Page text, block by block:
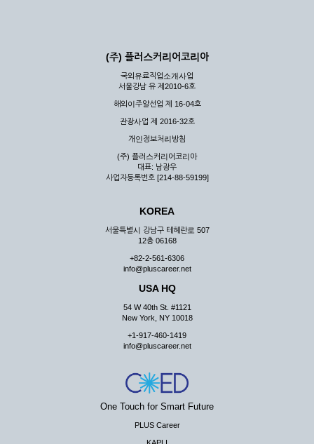
(주) 플러스커리어코리아
국외유료직업소개사업
서울강남 유 제2010-6호
해외이주알선업 제 16-04호
관광사업 제 2016-32호
개인정보처리방침
(주) 플러스커리어코리아
대표: 남광우
사업자등록번호 [214-88-59199]
KOREA
서울특별시 강남구 테헤란로 507
12층 06168
+82-2-561-6306
info@pluscareer.net
USA HQ
54 W 40th St. #1121
New York, NY 10018
+1-917-460-1419
info@pluscareer.net
One Touch for Smart Future
PLUS Career